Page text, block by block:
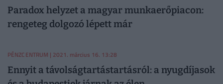
Paradox helyzet a magyar munkaerőpiacon:
rengeteg dolgozó lépett már
PÉNZCENTRUM | 2021. március 16. 13:28
Ennyit a távolságtartástartásról: a nyugdíjasok